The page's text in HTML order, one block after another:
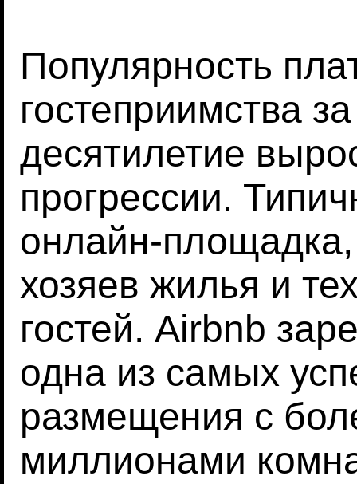
Популярность
гостеприимства
десятилетие
прогрессии.
онлайн-площадка,
хозяев жилья и
гостей. Airbnb
одна из самых
размещения с
миллионами